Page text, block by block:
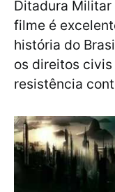
Ditadura Militar
filme é
história do
os direitos
resistência